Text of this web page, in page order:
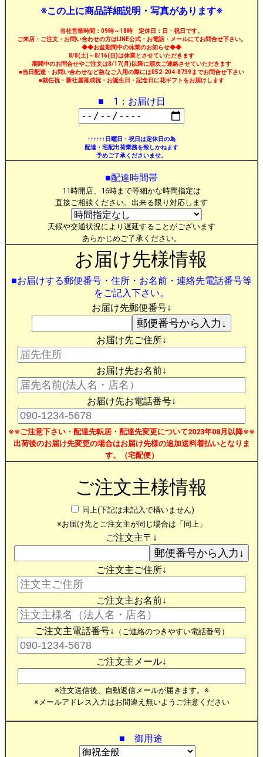
※この上に商品詳細説明・写真があります※
当社営業時間：09時～18時 定休日：日・祝日です。
ご来店・ご注文・お問い合わせの方はLINE公式・お電話・メールにてお問合せ下さい。
◆◆お盆期間中の休業のお知らせ◆◆
8/8(土)～8/16(日)は休業とさせていただきます
期間中のお問合せやご注文は8/17(月)以降に順次ご連絡させていただきます
■当日配達・お問い合わせなど急なご入用の際には052-204-8739までお問合せ下さい
■就任祝・新社屋落成祝・お誕生日・記念日に花ギフトをお届けします
■ 1：お届け日
↑↑↑↑↑↑日曜日・祝日は定休日の為
配達・宅配出荷業務を致しかねます
予めご了承くださいませ。
■配達時間帯
11時開店、16時まで等細かな時間指定は
直接ご相談ください。出来る限り対応します
天候や交通状況により遅延することがございます
あらかじめご了承ください。
お届け先様情報
■お届けする郵便番号・住所・お名前・連絡先電話番号等
をご記入下さい。
お届け先郵便番号↓
お届け先ご住所↓
お届け先お名前↓
お届け先お電話番号↓
※※ご注意下さい・配達先転居・配達先変更について2023年08月以降※※
出荷後のお届け先変更の場合はお届け先様の追加送料着払いとなりま
す。（宅配便）
ご注文主様情報
同上(下記は未記入で構いません)
※お届け先とご注文主が同じ場合は「同上」
ご注文主〒↓
ご注文主ご住所↓
ご注文主お名前↓
ご注文主電話番号↓ （ご連絡のつきやすい電話番号）
ご注文主メール↓
※注文送信後、自動返信メールが届きます。※
※メールアドレス入力はお間違え無いようご注意ください
■ 御用途